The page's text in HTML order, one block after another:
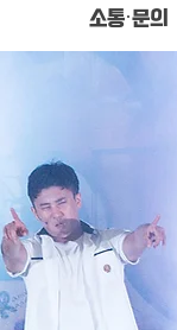
소통·문의